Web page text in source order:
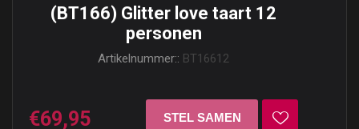
(BT166) Glitter love taart 12
personen
Artikelnummer:: BT16612
€69,95